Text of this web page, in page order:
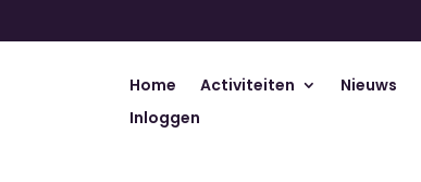
Home Activiteiten Nieuws
Inloggen